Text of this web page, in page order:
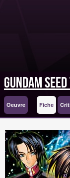
Gundam
Oeuvre Fiche